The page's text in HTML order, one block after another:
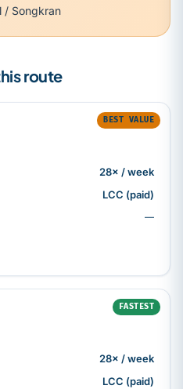
/ Songkran
route
BEST VALUE
28× / week
LCC (paid)
—
FASTEST
28× / week
LCC (paid)